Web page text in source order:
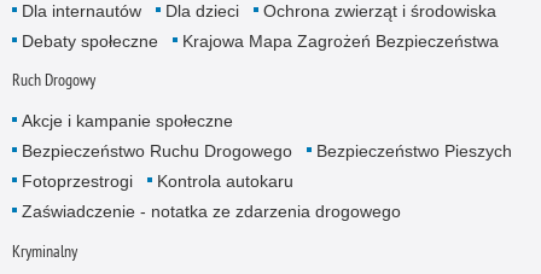
Dla internautów
Dla dzieci
Ochrona zwierząt i środowiska
Debaty społeczne
Krajowa Mapa Zagrożeń Bezpieczeństwa
Ruch Drogowy
Akcje i kampanie społeczne
Bezpieczeństwo Ruchu Drogowego
Bezpieczeństwo Pieszych
Fotoprzestrogi
Kontrola autokaru
Zaświadczenie - notatka ze zdarzenia drogowego
Kryminalny